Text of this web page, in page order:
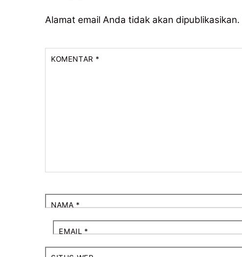
Alamat email Anda tidak akan dipublikasikan.
KOMENTAR *
NAMA*
EMAIL*